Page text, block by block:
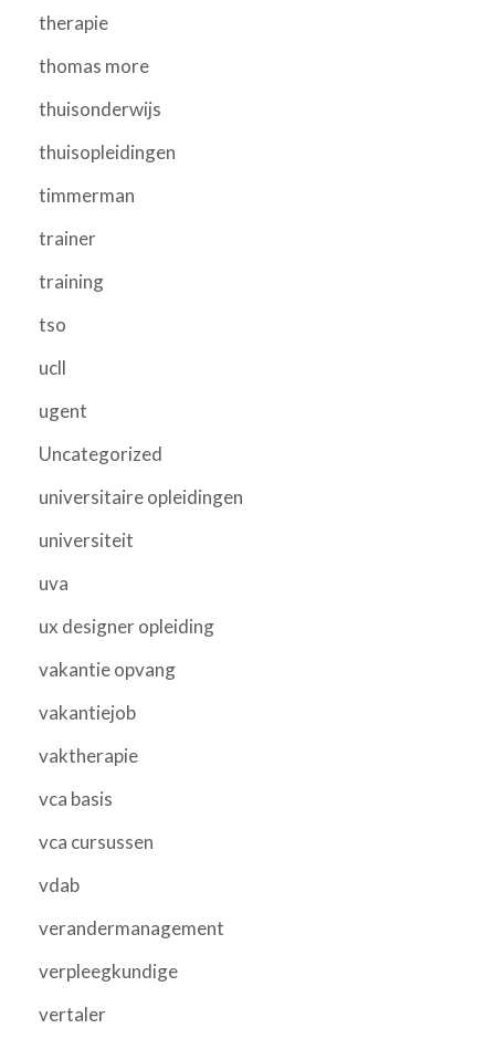
therapie
thomas more
thuisonderwijs
thuisopleidingen
timmerman
trainer
training
tso
ucll
ugent
Uncategorized
universitaire opleidingen
universiteit
uva
ux designer opleiding
vakantie opvang
vakantiejob
vaktherapie
vca basis
vca cursussen
vdab
verandermanagement
verpleegkundige
vertaler